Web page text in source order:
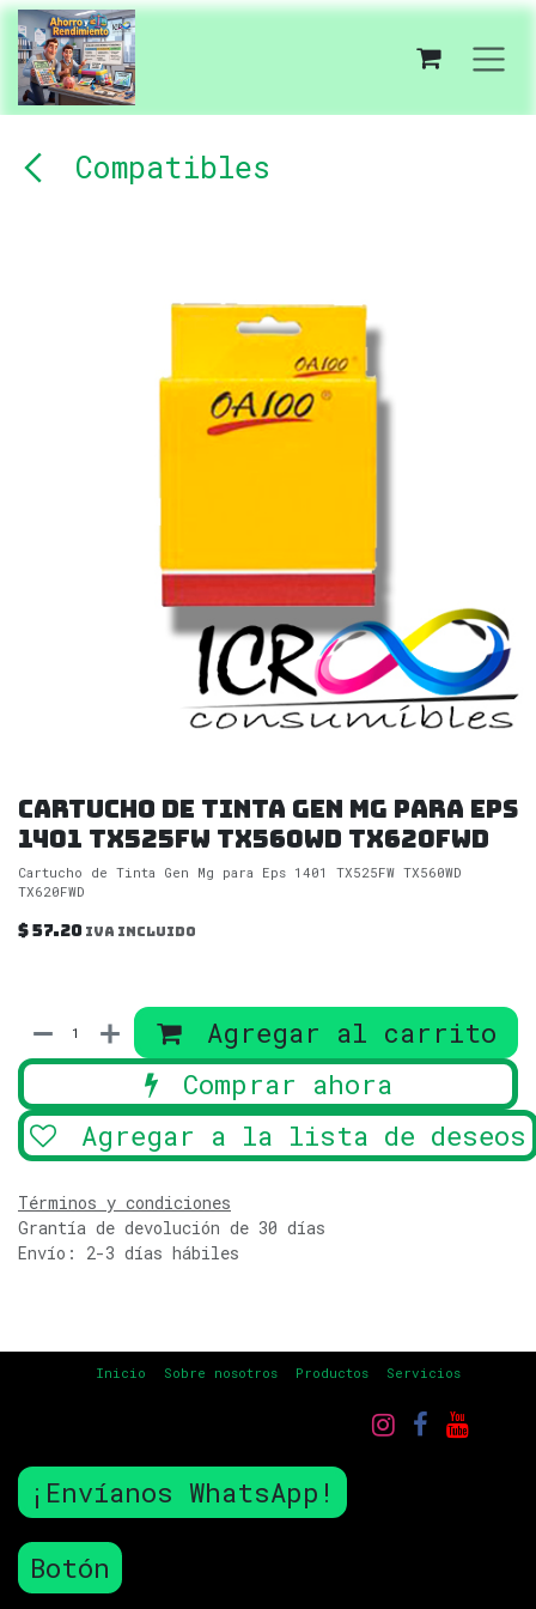
Ir al contenido
Compatibles
Cartucho de Tinta Gen Mg para Eps
1401 TX525FW TX560WD TX620FWD
Cartucho de Tinta Gen Mg para Eps 1401 TX525FW TX560WD
TX620FWD
$57.20 IVA incluido
Agregar al carrito
Comprar ahora
Agregar a la lista de deseos
Términos y condiciones
Grantía de devolución de 30 días
Envío: 2-3 días hábiles
Inicio Sobre nosotros Productos Servicios
¡Envíanos WhatsApp!
Botón